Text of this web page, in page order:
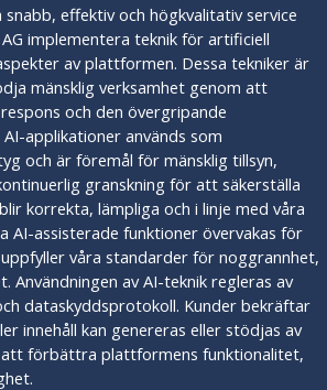
effektiv och högkvalitativ service
implementera teknik för artificiell
av plattformen. Dessa tekniker är
mänsklig verksamhet genom att
och den övergripande
applikationer används som
och är föremål för mänsklig tillsyn,
granskning för att säkerställa
korrekta, lämpliga och i linje med våra
AI-assisterade funktioner övervakas för
våra standarder för noggrannhet,
Användningen av AI-teknik regleras av
dataskyddsprotokoll. Kunder bekräftar
innehåll kan genereras eller stödjas av
förbättra plattformens funktionalitet,